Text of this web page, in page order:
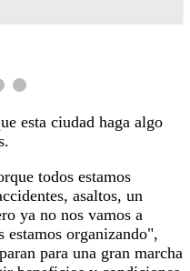
esta ciudad haga algo
todos estamos
asaltos, un
ya no nos vamos a
estamos organizando",
para una gran marcha